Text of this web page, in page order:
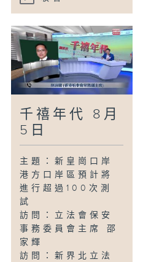
千禧年代 8月
5日
主題：新皇崗口岸
港方口岸區預計將
進行超過100次測
試
訪問：立法會保安
事務委員會主席 邵
家輝
訪問：新界北立法